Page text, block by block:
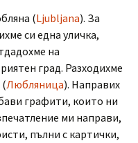
(Ljubljana). За
си една уличка,
на
град. Разходихме
(Любляница). Направих
графити, които ни
ми направи,
пълни с картички,